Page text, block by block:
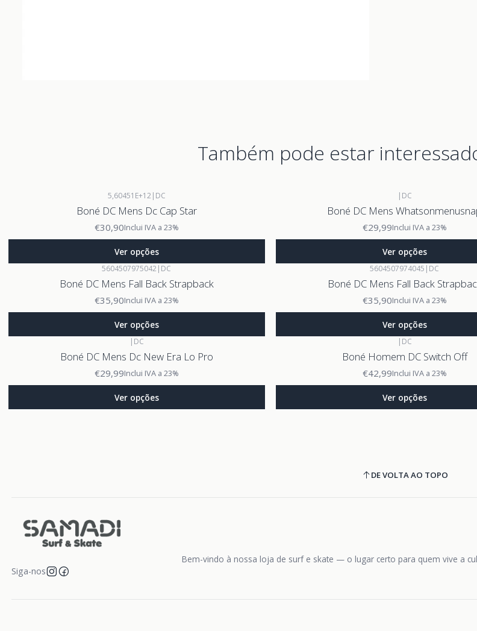
Também pode estar
5,60451E+12 | DC
Boné DC Mens Dc Cap Star
€30,90Inclui IVA a 23%
Ver opções
| DC
Boné DC Mens
€29,99Inclui IVA a 23%
Ver opções
5604507975042 | DC
Boné DC Mens Fall Back Strapback
€35,90Inclui IVA a 23%
Ver opções
5604507974045 | DC
Boné DC Mens Fall Back
€35,90Inclui IVA a 23%
Ver opções
| DC
Boné DC Mens Dc New Era Lo Pro
€29,99Inclui IVA a 23%
Ver opções
| DC
Boné Homem DC Switch Off
€42,99Inclui IVA a 23%
Ver opções
DE VOLTA AO TOPO
Bem-vindo à nossa loja de surf e skate — o lugar certo para quem vive a
Siga-nos